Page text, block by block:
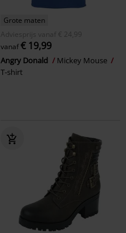
Grote maten
Adviesprijs
vanaf € 24,99
vanaf€ 19,99
Angry Donald
Mickey Mouse
T-shirt